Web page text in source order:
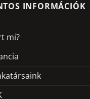
INFORMÁCIÓK
mi?